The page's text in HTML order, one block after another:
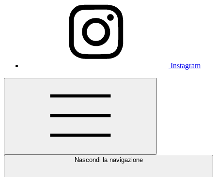
Instagram
Nascondi la navigazione